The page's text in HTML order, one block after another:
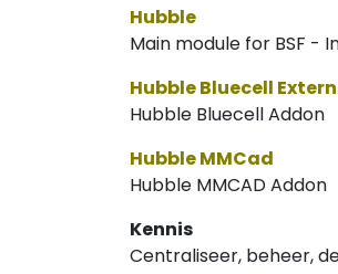
Hubble
Main module for BSF -
Hubble Bluecell
Hubble Bluecell Addon
Hubble MMCad
Hubble MMCAD Addon
Kennis
Centraliseer, beheer,